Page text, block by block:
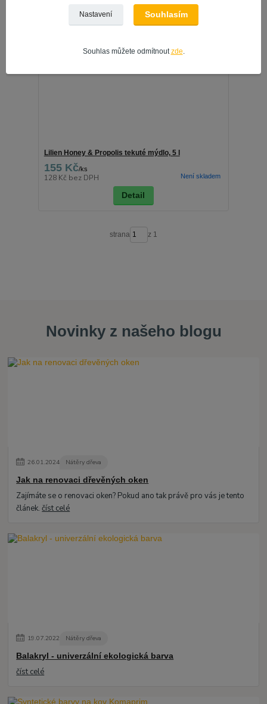
Lilien Honey & Propolis tekuté mýdlo, 5 l
155 Kč/ks
128 Kč bez DPH Není skladem
Detail
strana z 1
Novinky z našeho blogu
26.01.2024 Nátěry dřeva
Jak na renovaci dřevěných oken
Zajímáte se o renovaci oken? Pokud ano tak právě pro vás je tento
článek.číst celé
19.07.2022 Nátěry dřeva
Balakryl - univerzální ekologická barva
číst celé
Nastavení Souhlasím
Souhlas můžete odmítnout zde